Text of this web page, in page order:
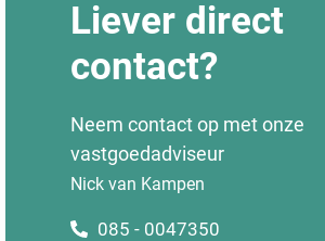
Liever direct
contact?
Neem contact op met onze
vastgoedadviseur
Nick van Kampen
085 - 0047350